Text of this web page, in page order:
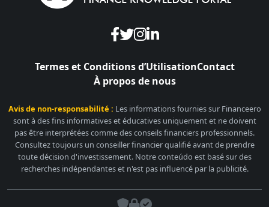
Termes et Conditions d’UtilisationContact
À propos de nous
Avis de non-responsabilité : Les informations fournies sur Financeero
sont à des fins informatives et éducatives uniquement et ne doivent
pas être interprétées comme des conseils financiers professionnels.
Consultez toujours un conseiller financier qualifié avant de prendre
toute décision d'investissement. Notre conteúdo est basé sur des
recherches indépendantes et n'est pas influencé par la publicité.